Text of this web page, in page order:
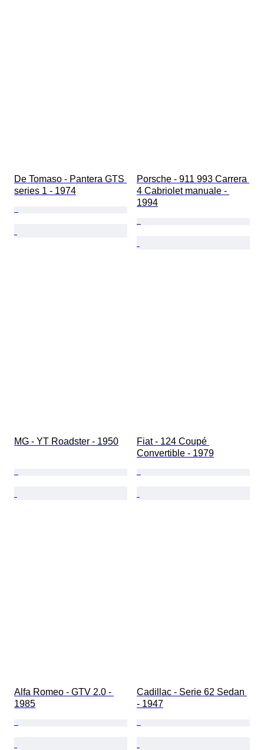
De Tomaso - Pantera GTS
series 1 - 1974
Porsche - 911 993 Carrera
4 Cabriolet manuale -
1994
MG - YT Roadster - 1950
Fiat - 124 Coupé
Convertible - 1979
Alfa Romeo - GTV 2.0 -
1985
Cadillac - Serie 62 Sedan
- 1947